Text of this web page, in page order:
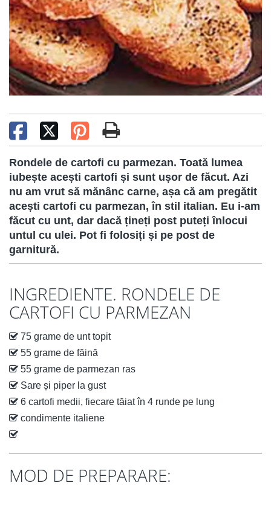
Rondele de cartofi cu parmezan. Toată lumea
iubește acești cartofi și sunt ușor de făcut. Azi
nu am vrut să mănânc carne, așa că am pregătit
acești cartofi cu parmezan, în stil italian. Eu i-am
făcut cu unt, dar dacă țineți post puteți înlocui
untul cu ulei. Pot fi folosiți și pe post de
garnitură.
INGREDIENTE. RONDELE DE
CARTOFI CU PARMEZAN
75 grame de unt topit
55 grame de făină
55 grame de parmezan ras
Sare și piper la gust
6 cartofi medii, fiecare tăiat în 4 runde pe lung
condimente italiene
MOD DE PREPARARE: